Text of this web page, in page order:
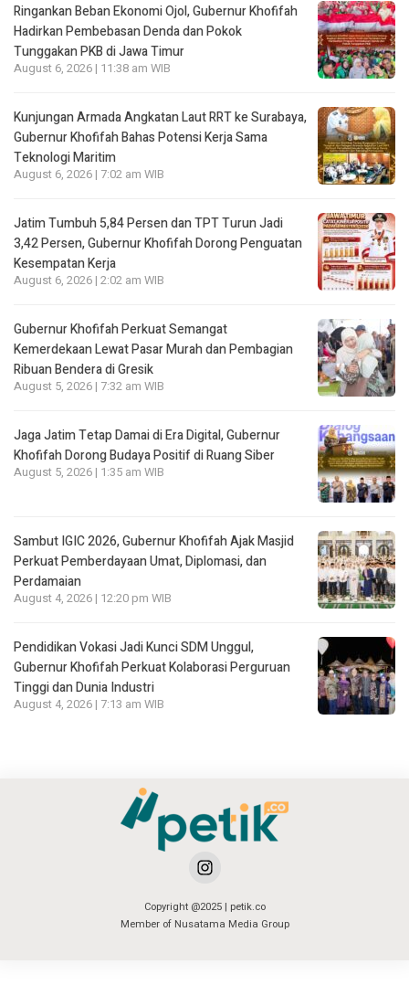
Ringankan Beban Ekonomi Ojol, Gubernur Khofifah
Hadirkan Pembebasan Denda dan Pokok
Tunggakan PKB di Jawa Timur
August 6, 2026 | 11:38 am WIB
Kunjungan Armada Angkatan Laut RRT ke Surabaya,
Gubernur Khofifah Bahas Potensi Kerja Sama
Teknologi Maritim
August 6, 2026 | 7:02 am WIB
Jatim Tumbuh 5,84 Persen dan TPT Turun Jadi
3,42 Persen, Gubernur Khofifah Dorong Penguatan
Kesempatan Kerja
August 6, 2026 | 2:02 am WIB
Gubernur Khofifah Perkuat Semangat
Kemerdekaan Lewat Pasar Murah dan Pembagian
Ribuan Bendera di Gresik
August 5, 2026 | 7:32 am WIB
Jaga Jatim Tetap Damai di Era Digital, Gubernur
Khofifah Dorong Budaya Positif di Ruang Siber
August 5, 2026 | 1:35 am WIB
Sambut IGIC 2026, Gubernur Khofifah Ajak Masjid
Perkuat Pemberdayaan Umat, Diplomasi, dan
Perdamaian
August 4, 2026 | 12:20 pm WIB
Pendidikan Vokasi Jadi Kunci SDM Unggul,
Gubernur Khofifah Perkuat Kolaborasi Perguruan
Tinggi dan Dunia Industri
August 4, 2026 | 7:13 am WIB
Copyright @2025 | petik.co
Member of Nusatama Media Group